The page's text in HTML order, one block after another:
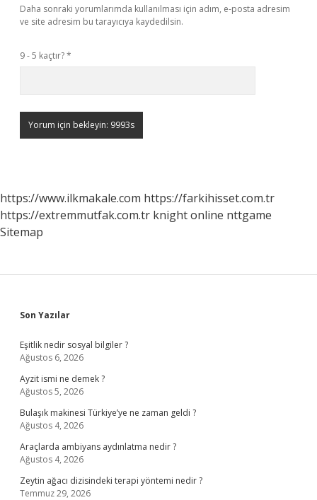
Daha sonraki yorumlarımda kullanılması için adım, e-posta adresim
ve site adresim bu tarayıcıya kaydedilsin.
9 - 5 kaçtır?*
https://www.ilkmakale.com https://farkihisset.com.tr
https://extremmutfak.com.tr knight online nttgame
Sitemap
Sidebar
Son Yazılar
Eşitlik nedir sosyal bilgiler ?
Ağustos 6, 2026
Ayzit ismi ne demek ?
Ağustos 5, 2026
Bulaşık makinesi Türkiye’ye ne zaman geldi ?
Ağustos 4, 2026
Araçlarda ambiyans aydınlatma nedir ?
Ağustos 4, 2026
Zeytin ağacı dizisindeki terapi yöntemi nedir ?
Temmuz 29, 2026